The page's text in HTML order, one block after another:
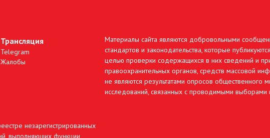
Трансляция
Telegram
Жалобы
Материалы сайта являются добровольными
стандартов и законодательства, которые
целью проверки содержащихся в них сведений и
правоохранительных органов, средств массовой
не являются результатами опросов
исследований, связанных с проводимыми
незарегистрированных
выполняющих функции